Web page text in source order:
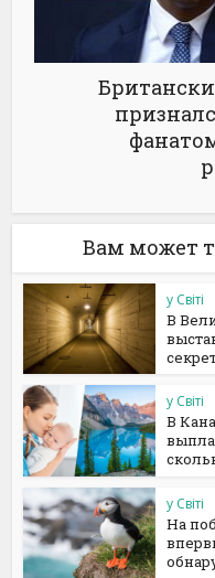
Вам может
у Світі
В
у Світі
В
у Світі
На